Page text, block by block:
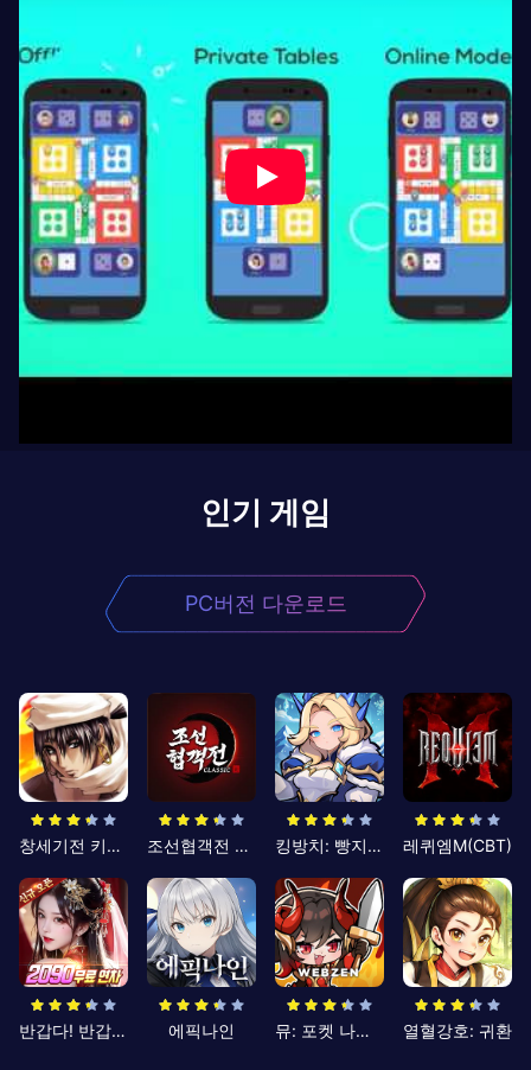
인기 게임
PC버전 다운로드
창세기전 키우기 조선협객전 클래식 킹방치: 빵지의 제왕 레퀴엠M(CBT)
반갑다! 반갑삼국지 에픽나인 뮤: 포켓 나이츠 열혈강호: 귀환